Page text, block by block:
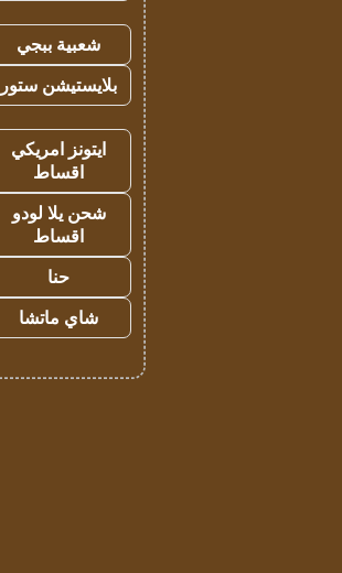
شعبية ببجي
بلايستيشن ستور
ايتونز امريكي
اقساط
شحن يلا لودو
اقساط
حنا
شاي ماتشا